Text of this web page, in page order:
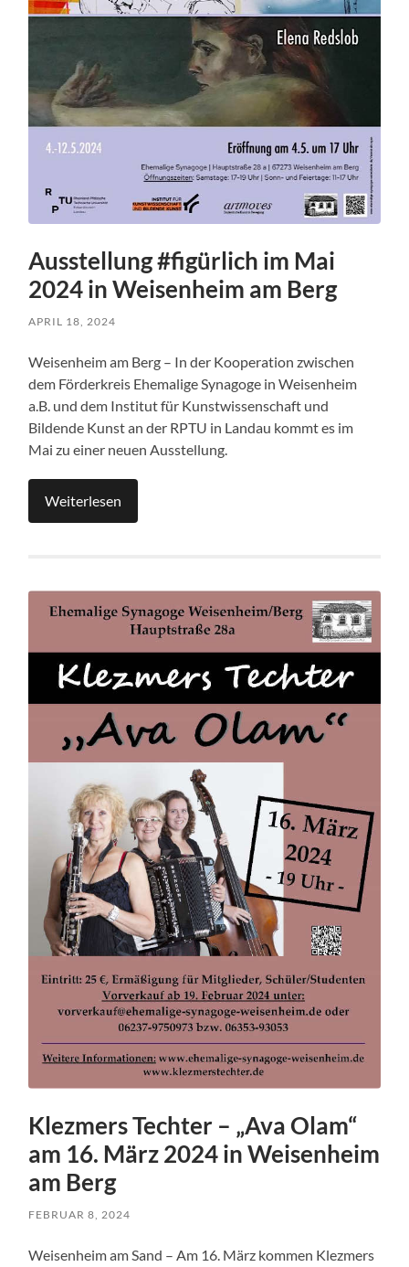
Ausstellung #figürlich im Mai
2024 in Weisenheim am Berg
APRIL 18, 2024
Weisenheim am Berg – In der Kooperation zwischen
dem Förderkreis Ehemalige Synagoge in Weisenheim
a.B. und dem Institut für Kunstwissenschaft und
Bildende Kunst an der RPTU in Landau kommt es im
Mai zu einer neuen Ausstellung.
Weiterlesen
Klezmers Techter – „Ava Olam“
am 16. März 2024 in Weisenheim
am Berg
FEBRUAR 8, 2024
Weisenheim am Sand – Am 16. März kommen Klezmers